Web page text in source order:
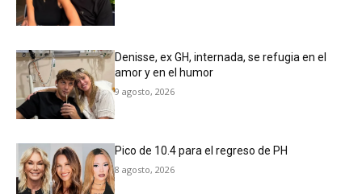
Denisse, ex GH, internada, se refugia en el
amor y en el humor
9 agosto, 2026
Pico de 10.4 para el regreso de PH
8 agosto, 2026